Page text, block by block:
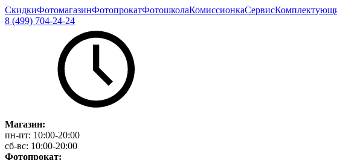
СкидкиФотомагазинФотопрокатФотошколаКомиссионкаСервис
8 (499) 704-24-24
Магазин:
пн-пт: 10:00-20:00
сб-вс: 10:00-20:00
Фотопрокат: